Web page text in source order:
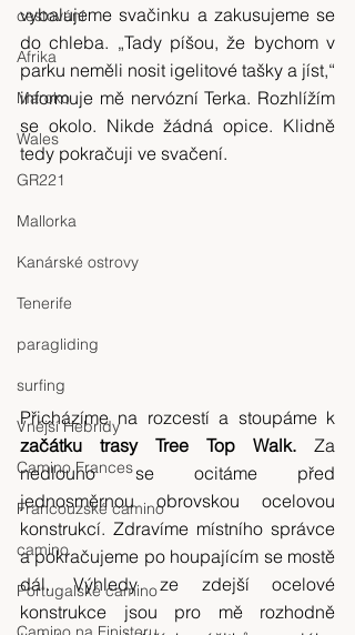
cestování
Afrika
Maroko
Wales
GR221
Mallorka
Kanárské ostrovy
Tenerife
paragliding
surfing
Vnější Hebridy
Camino Frances
Francouzské camino
camino
Portugalské camino
vybalujeme svačinku a zakusujeme se
do chleba. „Tady píšou, že bychom v
parku neměli nosit igelitové tašky a jíst,“
informuje mě nervózní Terka. Rozhlížím
se okolo. Nikde žádná opice. Klidně
tedy pokračuji ve svačení.
začátku trasy Tree Top Walk. Za
nedlouho se ocitáme před
jednosměrnou obrovskou ocelovou
konstrukcí. Zdravíme místního správce
a pokračujeme po houpajícím se mostě
dál. Výhledy ze zdejší ocelové
konstrukce jsou pro mě rozhodně